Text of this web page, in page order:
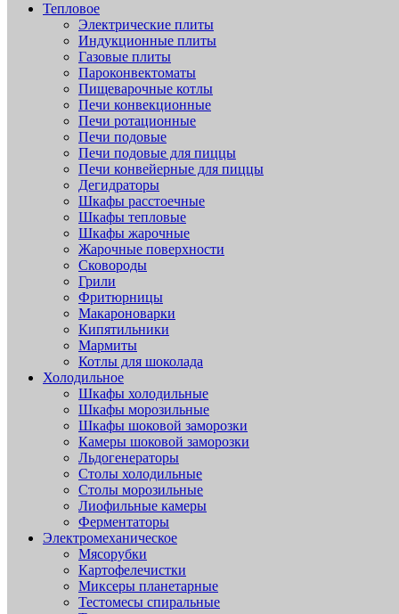
Тепловое
Электрические плиты
Индукционные плиты
Газовые плиты
Пароконвектоматы
Пищеварочные котлы
Печи конвекционные
Печи ротационные
Печи подовые
Печи подовые для пиццы
Печи конвейерные для пиццы
Дегидраторы
Шкафы расстоечные
Шкафы тепловые
Шкафы жарочные
Жарочные поверхности
Сковороды
Грили
Фритюрницы
Макароноварки
Кипятильники
Мармиты
Котлы для шоколада
Холодильное
Шкафы холодильные
Шкафы морозильные
Шкафы шоковой заморозки
Камеры шоковой заморозки
Льдогенераторы
Столы холодильные
Столы морозильные
Лиофильные камеры
Ферментаторы
Электромеханическое
Мясорубки
Картофелечистки
Миксеры планетарные
Тестомесы спиральные